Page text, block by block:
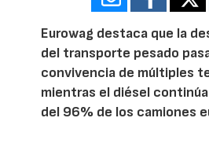
Eurowag destaca que la
del transporte pesado
convivencia de múltiples
mientras el diésel
del 96% de los camiones